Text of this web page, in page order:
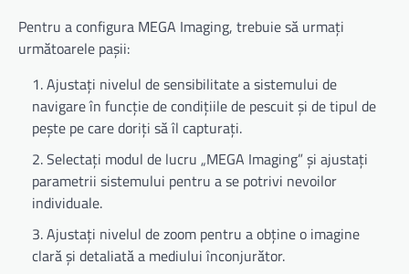
Pentru a configura MEGA Imaging, trebuie să urmați
următoarele pașii:
Ajustați nivelul de sensibilitate a sistemului de
navigare în funcție de condițiile de pescuit și de tipul de
pește pe care doriți să îl capturați.
Selectați modul de lucru „MEGA Imaging” și ajustați
parametrii sistemului pentru a se potrivi nevoilor
individuale.
Ajustați nivelul de zoom pentru a obține o imagine
clară și detaliată a mediului înconjurător.